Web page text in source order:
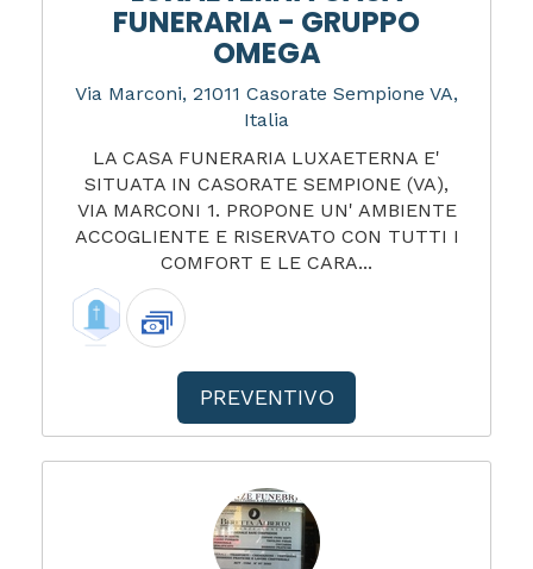
FUNERARIA - GRUPPO
OMEGA
Via Marconi, 21011 Casorate Sempione VA,
Italia
LA CASA FUNERARIA LUXAETERNA E'
SITUATA IN CASORATE SEMPIONE (VA),
VIA MARCONI 1. PROPONE UN' AMBIENTE
ACCOGLIENTE E RISERVATO CON TUTTI I
COMFORT E LE CARA...
PREVENTIVO